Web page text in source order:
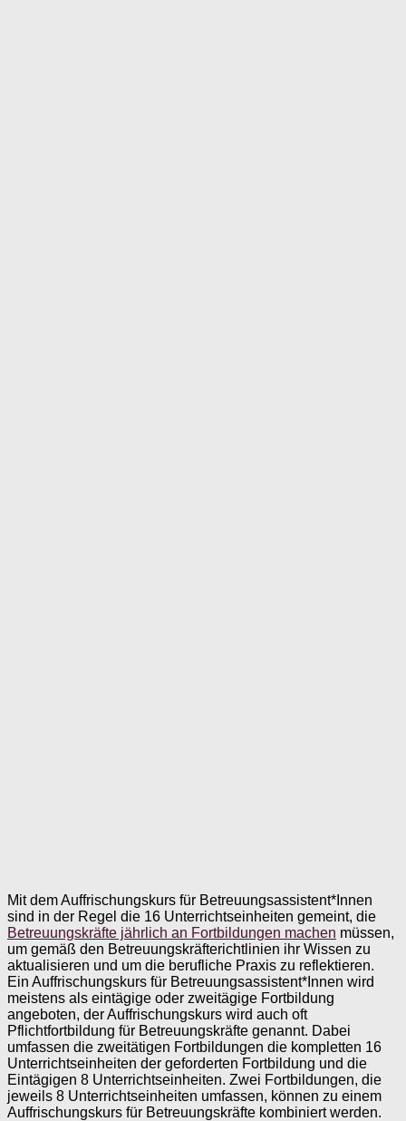
Mit dem Auffrischungskurs für Betreuungsassistent*Innen
sind in der Regel die 16 Unterrichtseinheiten gemeint, die
Betreuungskräfte jährlich an Fortbildungen machen müssen,
um gemäß den Betreuungskräfterichtlinien ihr Wissen zu
aktualisieren und um die berufliche Praxis zu reflektieren.
Ein Auffrischungskurs für Betreuungsassistent*Innen wird
meistens als eintägige oder zweitägige Fortbildung
angeboten, der Auffrischungskurs wird auch oft
Pflichtfortbildung für Betreuungskräfte genannt. Dabei
umfassen die zweitätigen Fortbildungen die kompletten 16
Unterrichtseinheiten der geforderten Fortbildung und die
Eintägigen 8 Unterrichtseinheiten. Zwei Fortbildungen, die
jeweils 8 Unterrichtseinheiten umfassen, können zu einem
Auffrischungskurs für Betreuungskräfte kombiniert werden.